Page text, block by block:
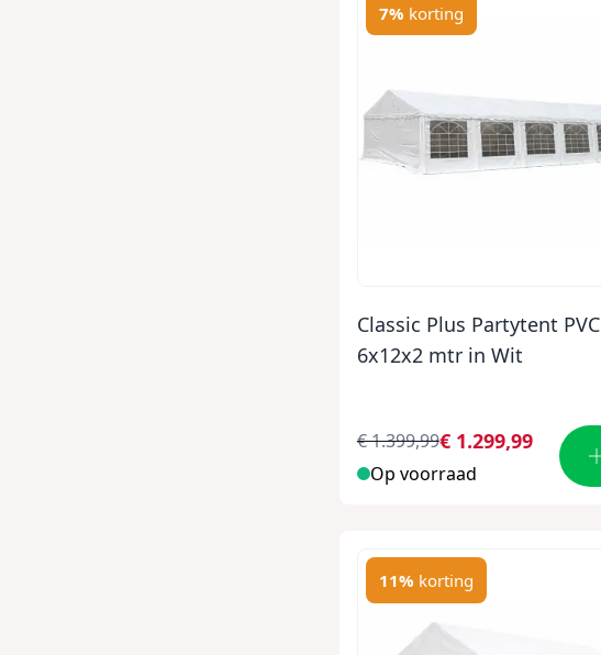
7% korting
Classic Plus Partytent PVC
6x12x2 mtr in Wit
€ 1.299,99
€ 1.399,99
Op voorraad
11% korting